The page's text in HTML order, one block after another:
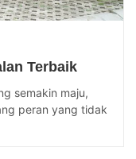
Terbaik
semakin maju,
peran yang tidak